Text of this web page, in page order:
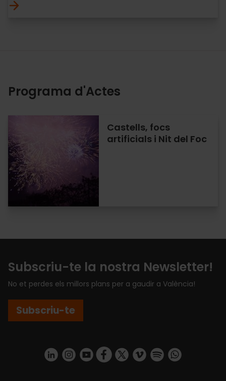
Programa d'Actes
Castells, focs
artificials i Nit del Foc
Subscriu-te la nostra Newsletter!
No et perdes els millors plans per a gaudir a València!
Subscriu-te
https://www.linkedin.com/company/turismo-valencia/mycompany/
https://www.instagram.com/visit_valencia/
https://www.youtube.com/user/
https://www.facebook.com/
https://twitter.com/
https://vimeo.com/
https://https://api.whatsapp.com/